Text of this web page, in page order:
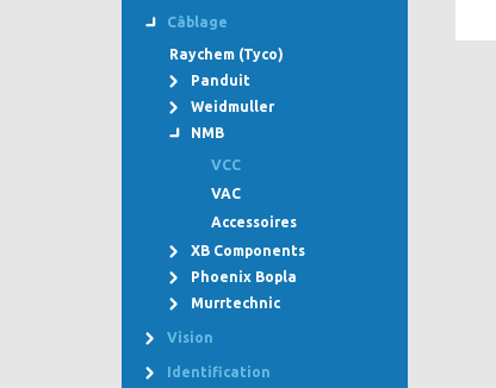
Câblage
Raychem (Tyco)
Panduit
Weidmuller
NMB
VCC
VAC
Accessoires
XB Components
Phoenix Bopla
Murrtechnic
Vision
Identification